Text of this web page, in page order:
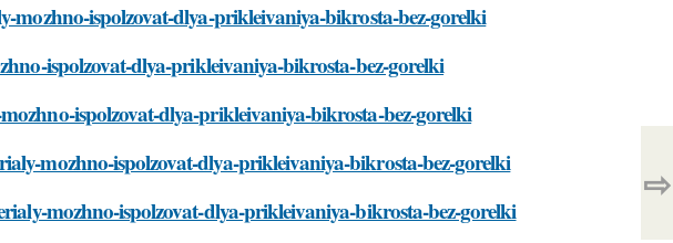
mozhno-ispolzovat-dlya-prikleivaniya-bikrosta-bez-gorelki
ispolzovat-dlya-prikleivaniya-bikrosta-bez-gorelki
ispolzovat-dlya-prikleivaniya-bikrosta-bez-gorelki
mozhno-ispolzovat-dlya-prikleivaniya-bikrosta-bez-gorelki
mozhno-ispolzovat-dlya-prikleivaniya-bikrosta-bez-gorelki
⇨